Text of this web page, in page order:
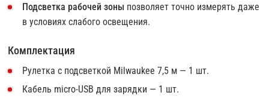
Подсветка рабочей зоны позволяет точно измерять даже
в условиях слабого освещения.
Комплектация
Рулетка с подсветкой Milwaukee 7,5 м — 1 шт.
Кабель micro-USB для зарядки — 1 шт.